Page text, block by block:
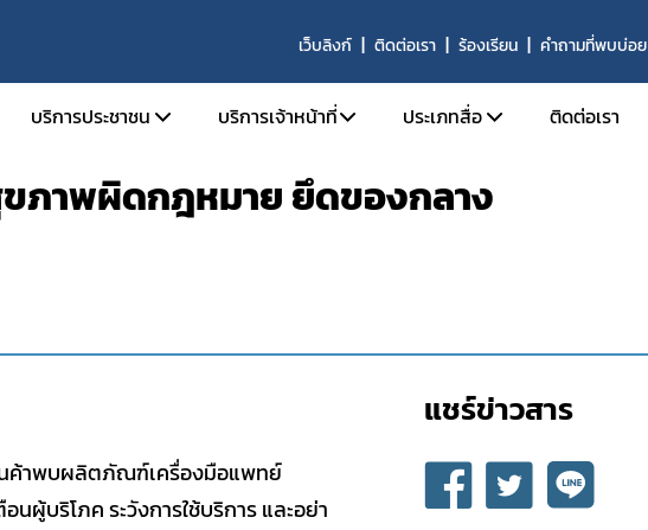
เว็บลิงก์ ติดต่อเรา ร้องเรียน คำถามที่พบบ่อย
บริการประชาชน
ตรวจสอบผลิตภัณฑ์
บริการเจ้าหน้าที่
SKYNET
ประเภทสื่อ
ข่าวแจก
ติดต่อเรา
ภาพผิดกฎหมาย ยึดของกลาง
นค้าพบผลิตภัณฑ์เครื่องมือแพทย์
ผู้บริโภค ระวังการใช้บริการ และอย่า
แชร์ข่าวสาร​